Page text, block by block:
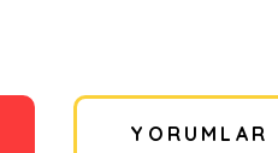
YORUMLAR